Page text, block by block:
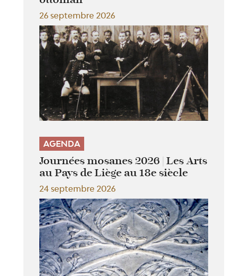
26 septembre 2026
AGENDA
Journées mosanes 2026 | Les Arts
au Pays de Liège au 18e siècle
24 septembre 2026